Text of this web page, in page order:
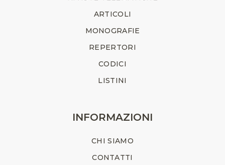
ARTICOLI
MONOGRAFIE
REPERTORI
CODICI
LISTINI
INFORMAZIONI
CHI SIAMO
CONTATTI